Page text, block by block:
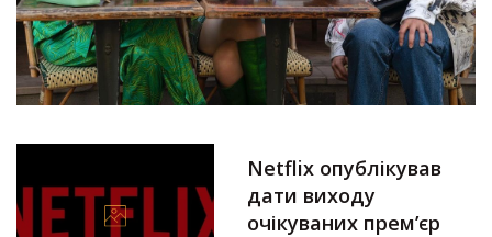
Netflix опублікував
дати виходу
очікуваних прем’єр